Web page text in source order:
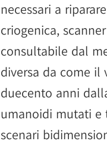
necessari a
criogenica,
consultabile dal
diversa da come il
duecento anni
umanoidi mutati e
scenari